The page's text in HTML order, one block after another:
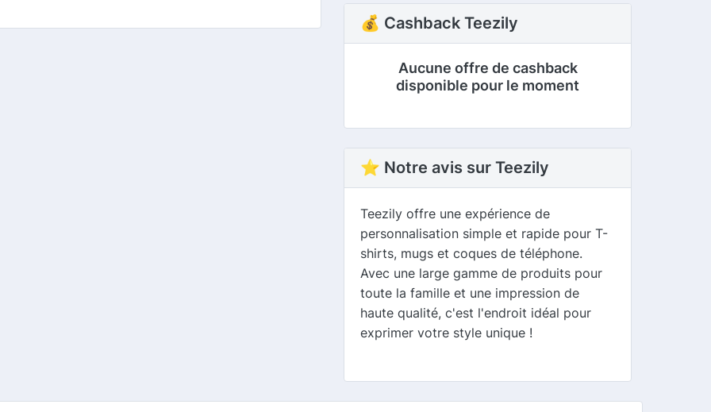
💰 Cashback Teezily
Aucune offre de cashback
disponible pour le moment
⭐ Notre avis sur Teezily
Teezily offre une expérience de
personnalisation simple et rapide pour T-
shirts, mugs et coques de téléphone.
Avec une large gamme de produits pour
toute la famille et une impression de
haute qualité, c'est l'endroit idéal pour
exprimer votre style unique !